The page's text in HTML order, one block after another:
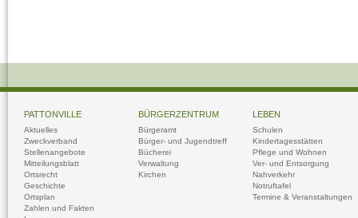
PATTONVILLE
Aktuelles
Zweckverband
Stellenangebote
Mitteilungsblatt
Ortsrecht
Geschichte
Ortsplan
Zahlen und Fakten
BÜRGERZENTRUM
Bürgeramt
Bürger- und Jugendtreff
Bücherei
Verwaltung
Kirchen
LEBEN
Schulen
Kindertagesstätten
Pflege und Wohnen
Ver- und Entsorgung
Nahverkehr
Notruftafel
Termine & Veranstaltungen